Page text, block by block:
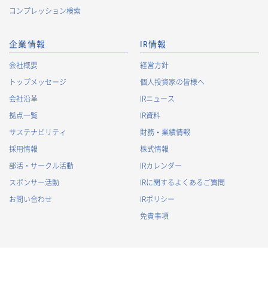
採用応募者に関する個人情報
・
採用選考のため
・
当社における採用業務管理のため
・
その他、法令の定め、または法的権限のある当局の法令に
基づく命令・指導等に従った対応
退職者から取得した個人情報
・
退職後の連絡
・
その他、法令の定め、または法的権限のある当局の法令に
基づく命令・指導等に従った対応
コンプレッション検索
企業情報
会社概要
トップメッセージ
会社沿革
拠点一覧
サステナビリティ
採用情報
部活・サークル活動
スポンサー活動
お問い合わせ
IR情報
経営方針
個人投資家の皆様へ
IRニュース
IR資料
財務・業績情報
株式情報
IRカレンダー
IRに関するよくあるご質問
IRポリシー
免責事項